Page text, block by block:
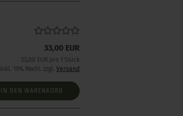
33,00 EUR
33,00 EUR pro 1 Stück
inkl. 19% MwSt. zzgl.Versand
IN DEN WARENKORB